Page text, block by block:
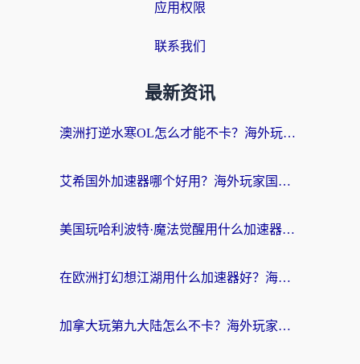
应用权限
联系我们
最新资讯
澳洲打逆水寒OL怎么才能不卡？海外玩家国服游戏加速终极指南（附梦幻模拟战地铁跑酷解决办法）
艾希国外加速器哪个好用？海外玩家国服游戏畅玩终极指南（附欧洲玩鸣潮街头篮球实测）
美国玩哈利波特·魔法觉醒用什么加速器？告别延迟的终极指南（含免费QQ炫舞方案+印尼妄想山海秘籍）
在欧洲打幻想江湖用什么加速器好？海外玩家国服游戏畅玩指南
加拿大玩第九大陆怎么不卡？海外玩家国服游戏加速全攻略（附足球世界萤火突击实测）